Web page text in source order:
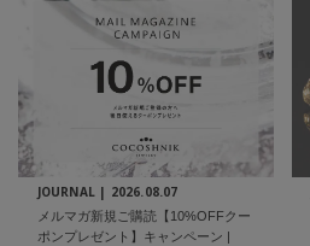
JOURNAL | 2026.08.07
メルマガ新規ご購読【10%OFFクー
ポンプレゼント】キャンペーン |